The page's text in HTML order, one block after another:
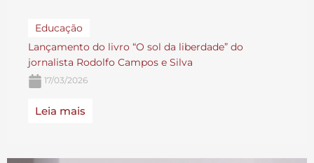
Educação
Lançamento do livro “O sol da liberdade” do
jornalista Rodolfo Campos e Silva
17/03/2026
Leia mais